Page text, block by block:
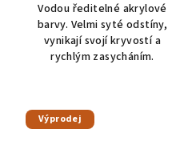
Vodou ředitelné akrylové
barvy. Velmi syté odstíny,
vynikají svojí kryvostí a
rychlým zasycháním.
Výprodej